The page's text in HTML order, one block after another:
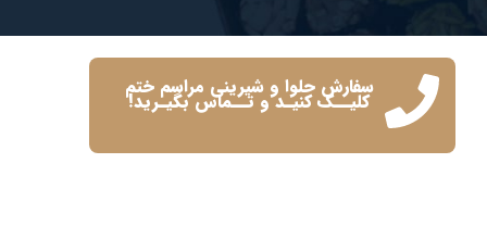
سفارش حلوا و شیرینی مراسم ختم
کلیــک کنیـد و تــماس بگیـرید!